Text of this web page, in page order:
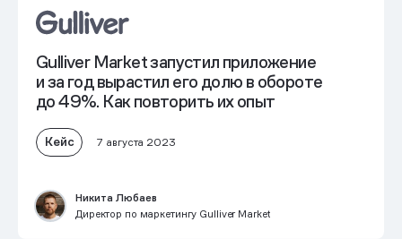
Gulliver Market запустил приложение
и за год вырастил его долю в обороте
до 49%. Как повторить их опыт
Кейс 7 августа 2023
Никита Любаев
Директор по маркетингу Gulliver Market